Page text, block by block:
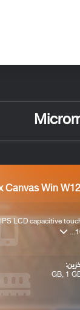
IPS LCD capacitive